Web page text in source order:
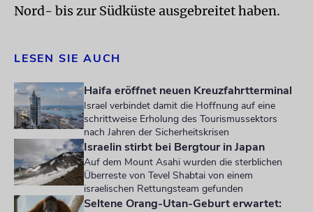
Nord- bis zur Südküste ausgebreitet haben.
LESEN SIE AUCH
Haifa eröffnet neuen Kreuzfahrtterminal
Israel verbindet damit die Hoffnung auf eine
schrittweise Erholung des Tourismussektors
nach Jahren der Sicherheitskrisen
Israelin stirbt bei Bergtour in Japan
Auf dem Mount Asahi wurden die sterblichen
Überreste von Tevel Shabtai von einem
israelischen Rettungsteam gefunden
Seltene Orang-Utan-Geburt erwartet: